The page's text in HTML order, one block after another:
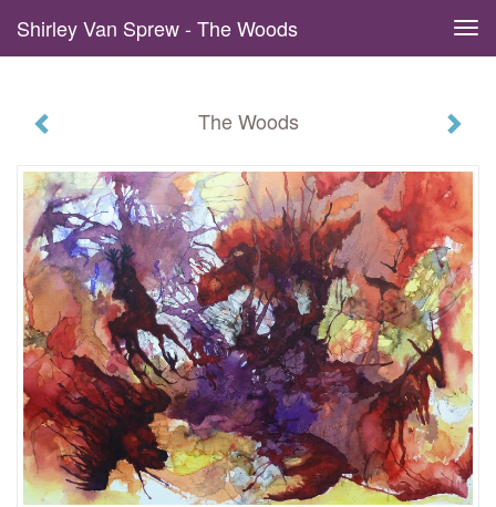
Shirley Van Sprew - The Woods
The Woods